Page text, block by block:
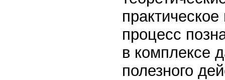
процесс
в комплексе
полезного